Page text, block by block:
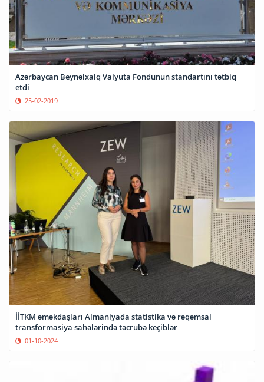
Azərbaycan Beynəlxalq Valyuta Fondunun standartını tətbiq
etdi
25-02-2019
İİTKM əməkdaşları Almaniyada statistika və rəqəmsal
transformasiya sahələrində təcrübə keçiblər
01-10-2024